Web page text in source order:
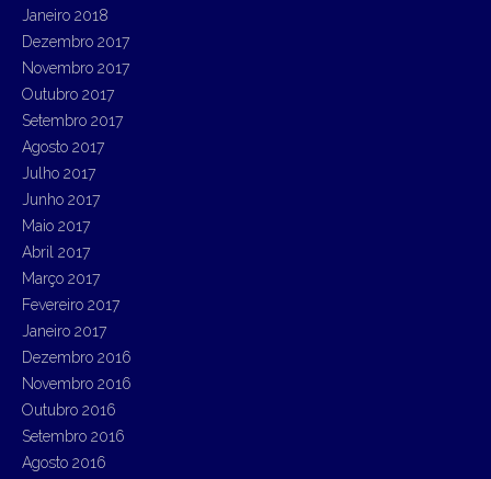
Janeiro 2018
Dezembro 2017
Novembro 2017
Outubro 2017
Setembro 2017
Agosto 2017
Julho 2017
Junho 2017
Maio 2017
Abril 2017
Março 2017
Fevereiro 2017
Janeiro 2017
Dezembro 2016
Novembro 2016
Outubro 2016
Setembro 2016
Agosto 2016